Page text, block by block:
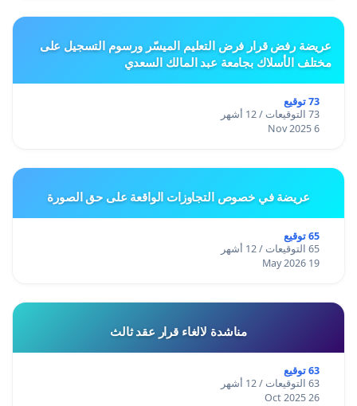
عريضة رفض قرار فرض التعليم الميسّر ورسوم التسجيل على
مختلف الأسلاك بجامعة عبد المالك السعدي
73 توقيع
73 التوقيعات / 12 أشهر
6 Nov 2025
عريضة في خصوص التجاوزات الواقعة على حق الصورة
65 توقيع
65 التوقيعات / 12 أشهر
19 May 2026
مناشدة لالغاء قرار عقد ثالث
63 توقيع
63 التوقيعات / 12 أشهر
26 Oct 2025